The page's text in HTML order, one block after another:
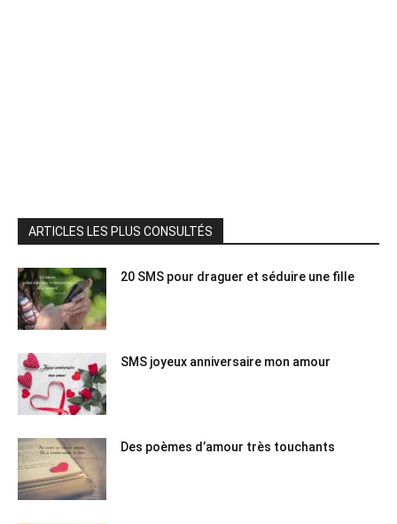
ARTICLES LES PLUS CONSULTÉS
20 SMS pour draguer et séduire une fille
SMS joyeux anniversaire mon amour
Des poèmes d’amour très touchants